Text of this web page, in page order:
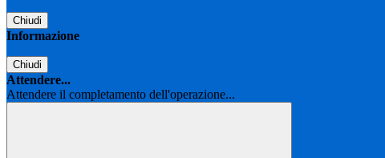
Chiudi
Informazione
Chiudi
Attendere...
Attendere il completamento dell'operazione...